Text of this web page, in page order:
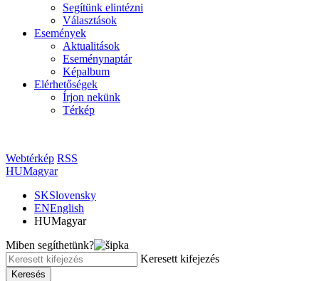
Segítünk elintézni
Választások
Események
Aktualitások
Eseménynaptár
Képalbum
Elérhetőségek
Írjon nekünk
Térkép
Webtérkép RSS
HUMagyar
SKSlovensky
ENEnglish
HUMagyar
Miben segíthetünk?
Keresett kifejezés
Keresés